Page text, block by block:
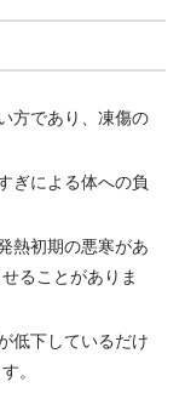
方であり、凍傷の
ぎによる体への負
熱初期の悪寒があ
ることがありま
低下しているだけ
。